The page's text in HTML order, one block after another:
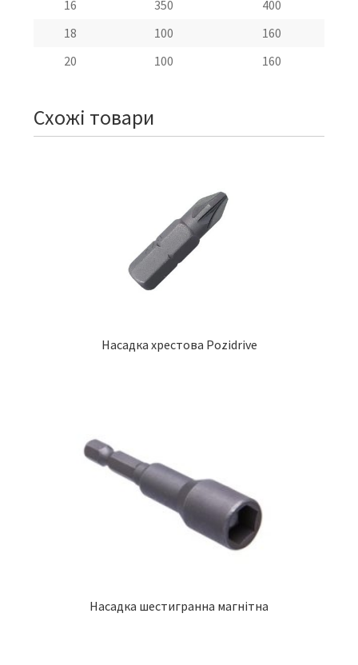
16 350
400
18
100
160
20
100 160
Схожі товари
Насадка хрестова Pozidrive
Насадка шестигранна магнітна